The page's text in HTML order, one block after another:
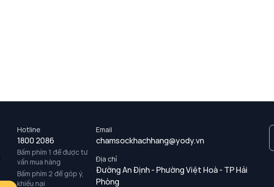
Hotline
1800 2086
Bấm phím 1 để được tư
vấn mua hàng
Bấm phím 2 để góp ý,
khiếu nại
Email
chamsockhachhang@yody.vn
Địa chỉ
Đường An Định - Phường Việt Hoà - TP Hải
Phòng